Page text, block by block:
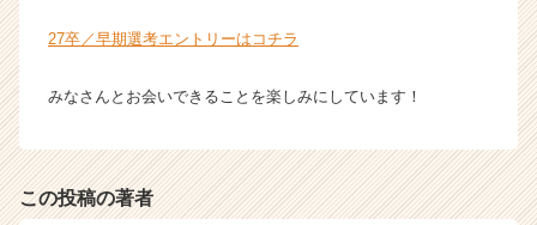
27卒／早期選考エントリーはコチラ
みなさんとお会いできることを楽しみにしています！
この投稿の著者